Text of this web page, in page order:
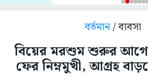
বর্তমান/ ব্যবসা
বিয়ের মরশুম শুরুর আগে
ফের নিম্নমুখী, আগ্রহ